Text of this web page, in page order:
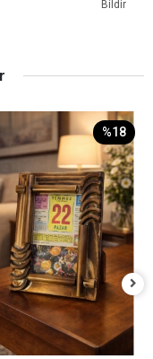
Bildir
%18